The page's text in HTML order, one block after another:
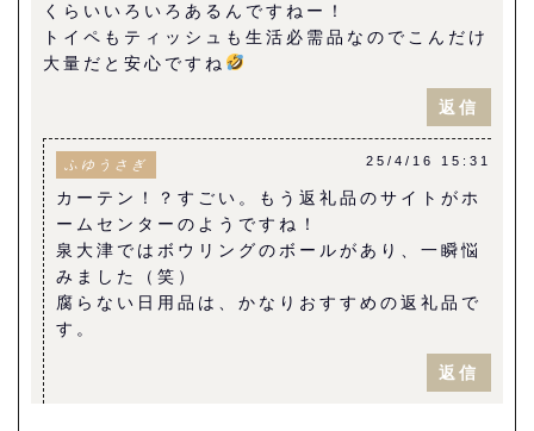
くらいいろいろあるんですねー！
トイペもティッシュも生活必需品なのでこんだけ
大量だと安心ですね
返信
ふゆうさぎ 25/4/16 15:31
カーテン！？すごい。もう返礼品のサイトがホ
ームセンターのようですね！
泉大津ではボウリングのボールがあり、一瞬悩
みました（笑）
腐らない日用品は、かなりおすすめの返礼品で
す。
返信